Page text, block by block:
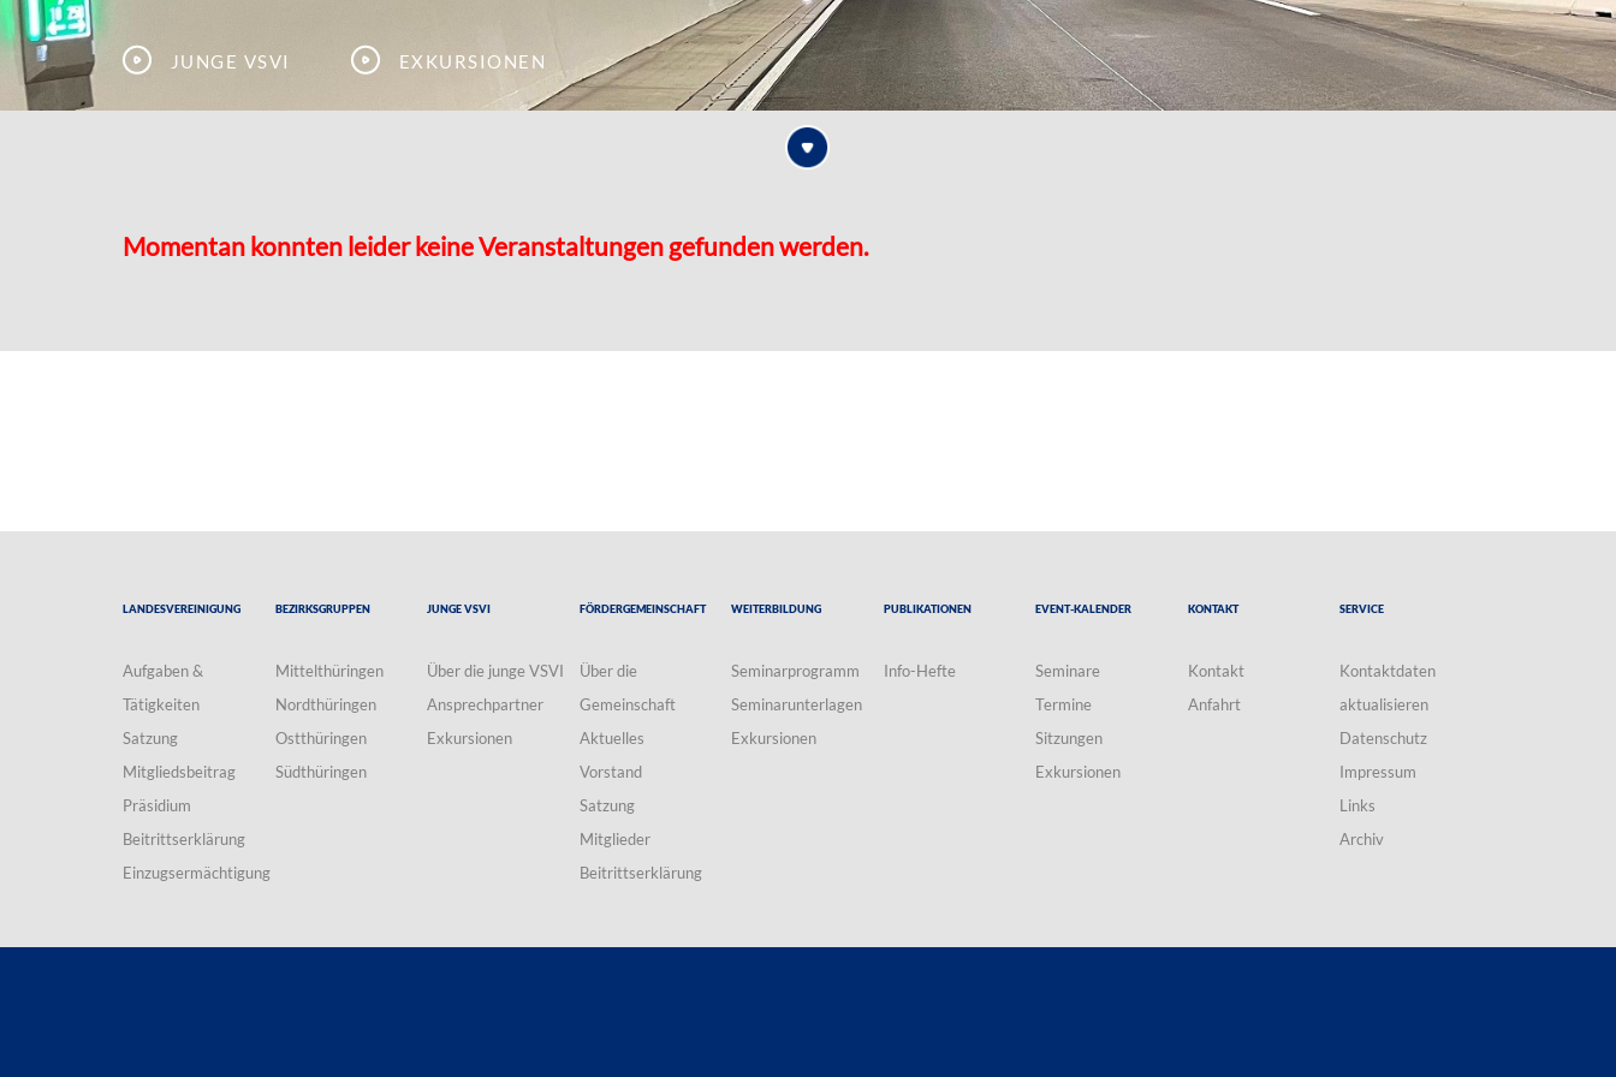
Junge VSVI Exkursionen
Momentan konnten leider keine Veranstaltungen gefunden werden.
Landesvereinigung
Aufgaben &
Tätigkeiten
Satzung
Mitgliedsbeitrag
Präsidium
Beitrittserklärung
Einzugsermächtigung
Bezirksgruppen
Mittelthüringen
Nordthüringen
Ostthüringen
Südthüringen
Junge VSVI
Über die junge VSVI
Ansprechpartner
Exkursionen
Fördergemeinschaft
Über die
Gemeinschaft
Aktuelles
Vorstand
Satzung
Mitglieder
Beitrittserklärung
Weiterbildung
Seminarprogramm
Seminarunterlagen
Exkursionen
Publikationen
Info-Hefte
Event-Kalender
Seminare
Termine
Sitzungen
Exkursionen
Kontakt
Kontakt
Anfahrt
Service
Kontaktdaten
aktualisieren
Datenschutz
Impressum
Links
Archiv